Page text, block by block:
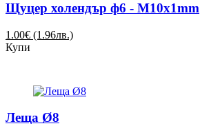
Щуцер холендър ф6 - M10х1mm
1.00€ (1.96лв.)
Купи
Леща Ø8